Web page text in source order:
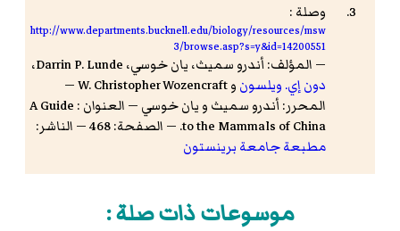
وصلة :
http://www.departments.bucknell.edu/biology/resources/msw
3/browse.asp?s=y&id=14200551
— المؤلف: أندرو سميث، ‏يان خوسي، ‏Darrin P. Lunde،
‏دون إي. ويلسون
و W. Christopher Wozencraft —
المحرر: أندرو سميث و يان خوسي — العنوان : A Guide
to the Mammals of China. — الصفحة: 468 — الناشر:
مطبعة جامعة برينستون
موسوعات ذات صلة :